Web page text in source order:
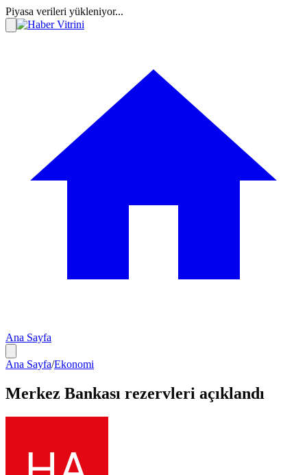
Piyasa verileri yükleniyor...
Ana Sayfa
Ana Sayfa/Ekonomi
Merkez Bankası rezervleri açıklandı